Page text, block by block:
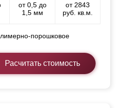
от 0,5 до
1,5 мм
от 2843
руб. кв.м.
порошковое
Расчитать стоимость